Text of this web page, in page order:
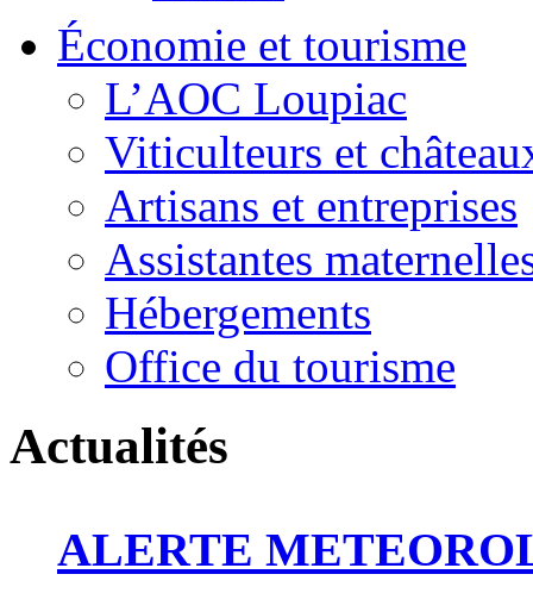
Économie et tourisme
L’AOC Loupiac
Viticulteurs et
Artisans et entreprises
Assistantes
Hébergements
Office du tourisme
Actualités
ALERTE